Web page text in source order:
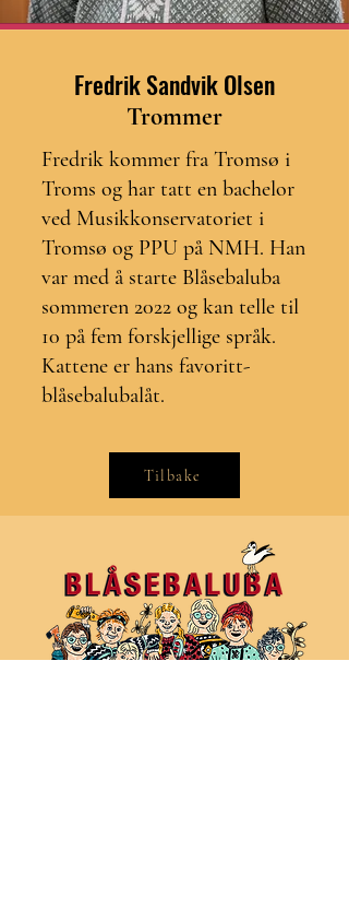
Fredrik Sandvik Olsen
Trommer
Fredrik kommer fra Tromsø i
Troms og har tatt en bachelor
ved Musikkonservatoriet i
Tromsø og PPU på NMH. Han
var med å starte Blåsebaluba
sommeren 2022 og kan telle til
10 på fem forskjellige språk.
Kattene er hans favoritt-
blåsebalubalåt.
Tilbake